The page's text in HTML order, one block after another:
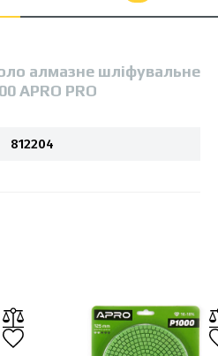
алмазне шліфувальне
APRO PRO
812204